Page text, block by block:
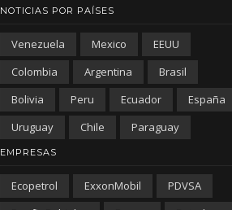
NOTICIAS POR PAÍSES
Venezuela Mexico
EEUU
Colombia
Argentina
Brasil
Bolivia
Peru Ecuador
España
Uruguay
Chile Paraguay
EMPRESAS
Ecopetrol ExxonMobil
PDVSA